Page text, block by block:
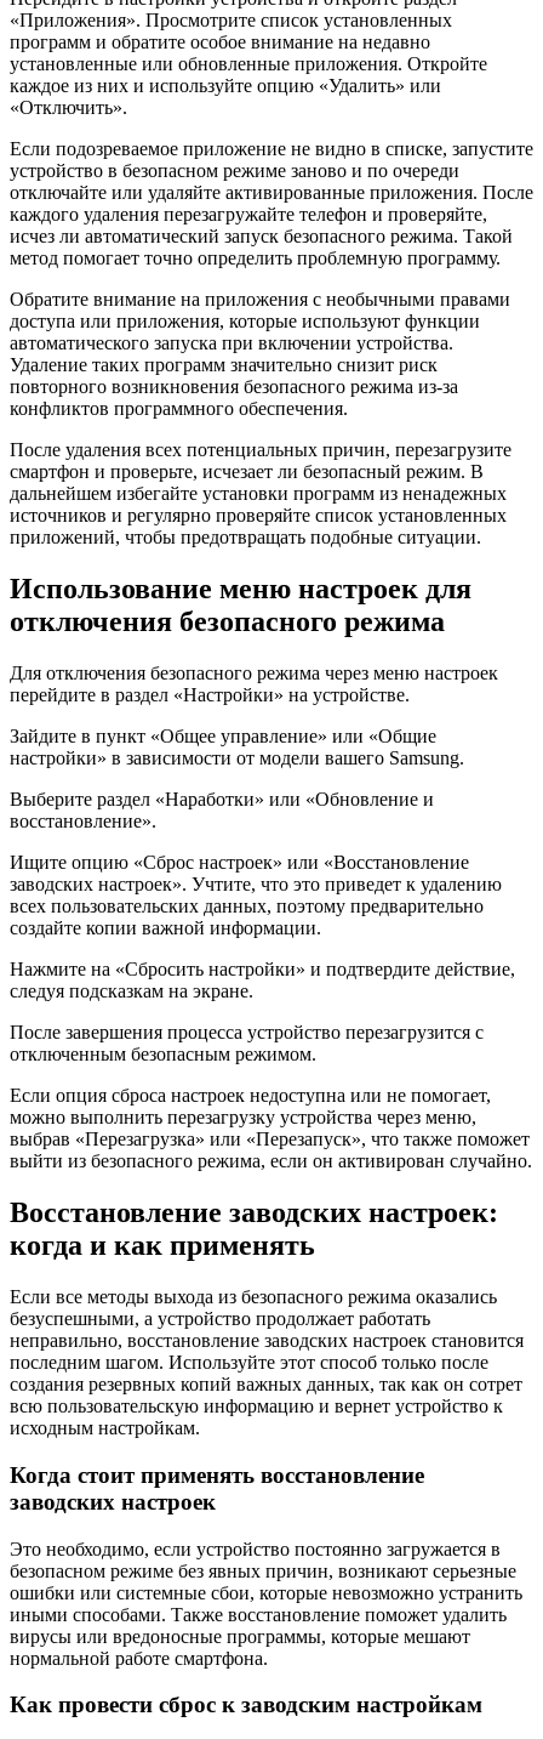
«Приложения». Просмотрите список установленных
программ и обратите особое внимание на недавно
установленные или обновленные приложения. Откройте
каждое из них и используйте опцию «Удалить» или
«Отключить».
Если подозреваемое приложение не видно в списке, запустите
устройство в безопасном режиме заново и по очереди
отключайте или удаляйте активированные приложения. После
каждого удаления перезагружайте телефон и проверяйте,
исчез ли автоматический запуск безопасного режима. Такой
метод помогает точно определить проблемную программу.
Обратите внимание на приложения с необычными правами
доступа или приложения, которые используют функции
автоматического запуска при включении устройства.
Удаление таких программ значительно снизит риск
повторного возникновения безопасного режима из-за
конфликтов программного обеспечения.
После удаления всех потенциальных причин, перезагрузите
смартфон и проверьте, исчезает ли безопасный режим. В
дальнейшем избегайте установки программ из ненадежных
источников и регулярно проверяйте список установленных
приложений, чтобы предотвращать подобные ситуации.
Использование меню настроек для
отключения безопасного режима
Для отключения безопасного режима через меню настроек
перейдите в раздел «Настройки» на устройстве.
Зайдите в пункт «Общее управление» или «Общие
настройки» в зависимости от модели вашего Samsung.
Выберите раздел «Наработки» или «Обновление и
восстановление».
Ищите опцию «Сброс настроек» или «Восстановление
заводских настроек». Учтите, что это приведет к удалению
всех пользовательских данных, поэтому предварительно
создайте копии важной информации.
Нажмите на «Сбросить настройки» и подтвердите действие,
следуя подсказкам на экране.
После завершения процесса устройство перезагрузится с
отключенным безопасным режимом.
Если опция сброса настроек недоступна или не помогает,
можно выполнить перезагрузку устройства через меню,
выбрав «Перезагрузка» или «Перезапуск», что также поможет
выйти из безопасного режима, если он активирован случайно.
Восстановление заводских настроек:
когда и как применять
Если все методы выхода из безопасного режима оказались
безуспешными, а устройство продолжает работать
неправильно, восстановление заводских настроек становится
последним шагом. Используйте этот способ только после
создания резервных копий важных данных, так как он сотрет
всю пользовательскую информацию и вернет устройство к
исходным настройкам.
Когда стоит применять восстановление
заводских настроек
Это необходимо, если устройство постоянно загружается в
безопасном режиме без явных причин, возникают серьезные
ошибки или системные сбои, которые невозможно устранить
иными способами. Также восстановление поможет удалить
вирусы или вредоносные программы, которые мешают
нормальной работе смартфона.
Как провести сброс к заводским настройкам